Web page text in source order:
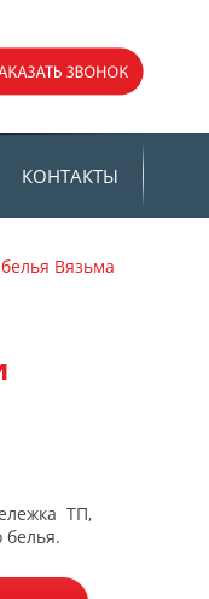
КОНТАКТЫ
Вязьма
ТП,
белья.